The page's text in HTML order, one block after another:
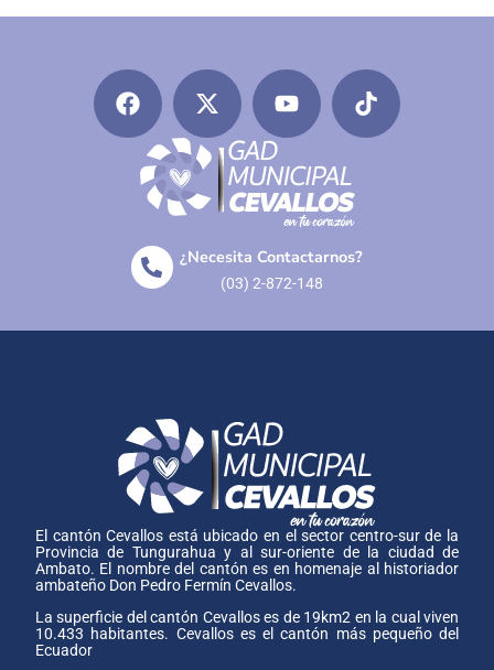
¿Necesita Contactarnos?
(03) 2-872-148
El cantón Cevallos está ubicado en el sector centro-sur de la
Provincia de Tungurahua y al sur-oriente de la ciudad de
Ambato. El nombre del cantón es en homenaje al historiador
ambateño Don Pedro Fermín Cevallos.
La superficie del cantón Cevallos es de 19km2 en la cual viven
10.433 habitantes. Cevallos es el cantón más pequeño del
Ecuador